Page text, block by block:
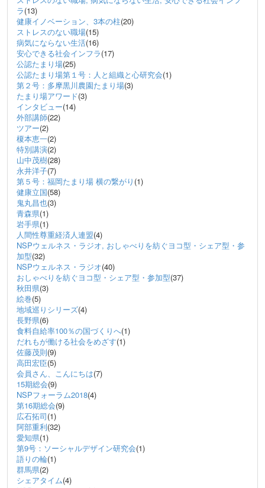
ラ(13)
健康イノベーション、3本の柱(20)
ストレスのない職場(15)
病気にならない生活(16)
安心できる社会インフラ(17)
公認たまり場(25)
公認たまり場第１号：人と組織と心研究会(1)
第２号：多摩黒川農園たまり場(3)
たまり場アワード(3)
インタビュー(14)
外部講師(22)
ツアー(2)
榎本恵一(2)
特別講演(2)
山中茂樹(28)
永井洋子(7)
第５号：福岡たまり場 横の繋がり (1)
健康立国(58)
鬼丸昌也(3)
青森県(1)
岩手県(1)
人間性尊重経済人連盟(4)
NSPウェルネス・ラジオ, おしゃべりを紡ぐヨコ型・シェア型・参
加型(32)
NSPウェルネス・ラジオ(40)
おしゃべりを紡ぐヨコ型・シェア型・参加型(37)
秋田県(3)
絵巻(5)
地域巡りシリーズ(4)
長野県(6)
食料自給率100％の国づくりへ(1)
だれもが働ける社会をめざす(1)
佐藤茂則(9)
高田宏臣(5)
会員さん、こんにちは(7)
15期総会(9)
NSPフォーラム2018(4)
第16期総会(9)
広石拓司(1)
阿部重利(32)
愛知県(1)
第9号：ソーシャルデザイン研究会(1)
語りの輪(1)
群馬県(2)
シェアタイム(4)